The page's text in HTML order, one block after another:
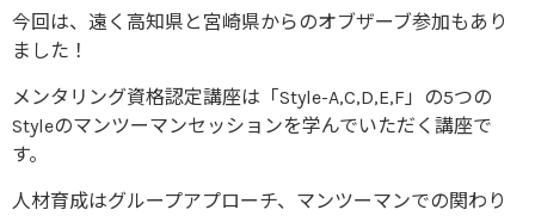
今回は、遠く高知県と宮崎県からのオブザーブ参加もあり
ました！
メンタリング資格認定講座は「Style-A,C,D,E,F」の5つの
Styleのマンツーマンセッションを学んでいただく講座で
す。
人材育成はグループアプローチ、マンツーマンでの関わり